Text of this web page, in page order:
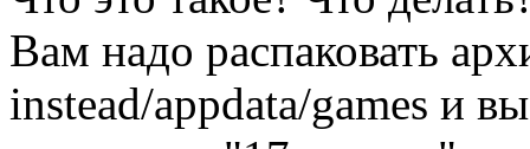
Вам надо распаковать
instead/appdata/games и